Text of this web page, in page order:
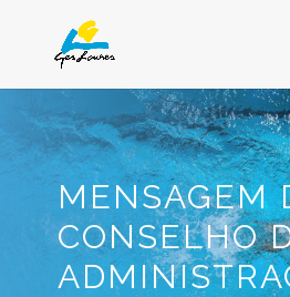
MENSAGEM
CONSELHO